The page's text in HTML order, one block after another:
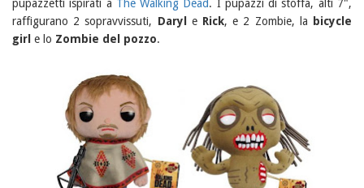
pupazzetti ispirati a The Walking Dead. I pupazzi di stoffa, alti 7",
raffigurano 2 sopravvissuti, Daryl e Rick, e 2 Zombie, la bicycle
girl e lo Zombie del pozzo.